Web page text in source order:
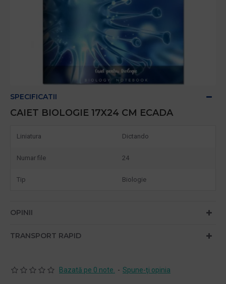
SPECIFICATII
CAIET BIOLOGIE 17X24 CM ECADA
Liniatura Dictando
Numar file 24
Tip Biologie
OPINII
TRANSPORT RAPID
Bazată pe 0 note. - Spune-ţi opinia